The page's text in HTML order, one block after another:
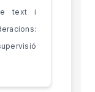
text i